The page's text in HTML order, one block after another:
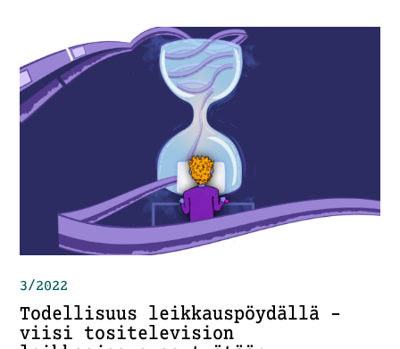
3/2022
Todellisuus leikkauspöydällä –
viisi tositelevision